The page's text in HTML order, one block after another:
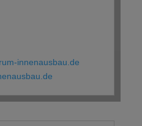
innenausbau.de